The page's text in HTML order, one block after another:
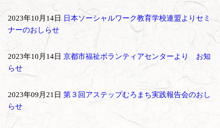
2023年10月14日 日本ソーシャルワーク教育学校連盟よりセミ
ナーのおしらせ
2023年10月14日 京都市福祉ボランティアセンターより お知
らせ
2023年09月21日 第３回アステップむろまち実践報告会のおし
らせ